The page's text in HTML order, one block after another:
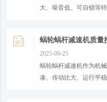
大、噪音低、可自锁等
蜗轮蜗杆减速机质量
2025-09-25
蜗轮蜗杆减速机作为机
凑、传动比大、运行平